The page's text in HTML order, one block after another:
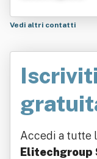
Vedi altri contatti
Accedi a tutte
Elitechgroup